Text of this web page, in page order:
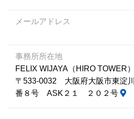
メールアドレス
事務所所在地
FELIX WIJAYA（HIRO TOWER）
〒533-0032 大阪府大阪市東淀
番８号 ASK２１ ２０２号